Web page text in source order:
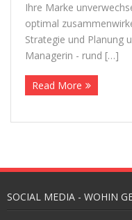
Ihre Marke
opti­mal
Stra­te­gie und Pla­nung
Mana­ge­rin - rund […]
Read More
SOCIAL MEDIA - WOHIN